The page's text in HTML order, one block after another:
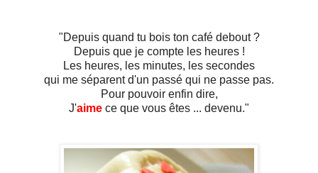
"Depuis quand tu bois ton café debout ?
Depuis que je compte les heures !
Les heures, les minutes, les secondes
qui me séparent d'un passé qui ne passe pas.
Pour pouvoir enfin dire,
J'aime ce que vous êtes ... devenu."